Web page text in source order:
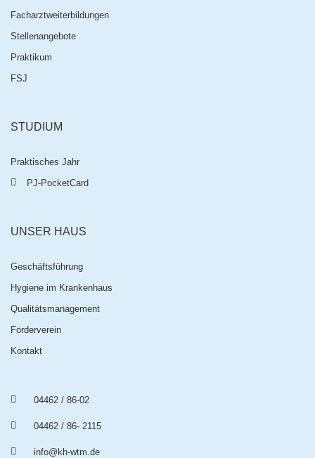
Facharztweiterbildungen
Stellenangebote
Praktikum
FSJ
STUDIUM
Praktisches Jahr
PJ-PocketCard
UNSER HAUS
Geschäftsführung
Hygiene im Krankenhaus
Qualitätsmanagement
Förderverein
Kontakt
04462 / 86-02
04462 / 86- 2115
info@kh-wtm.de